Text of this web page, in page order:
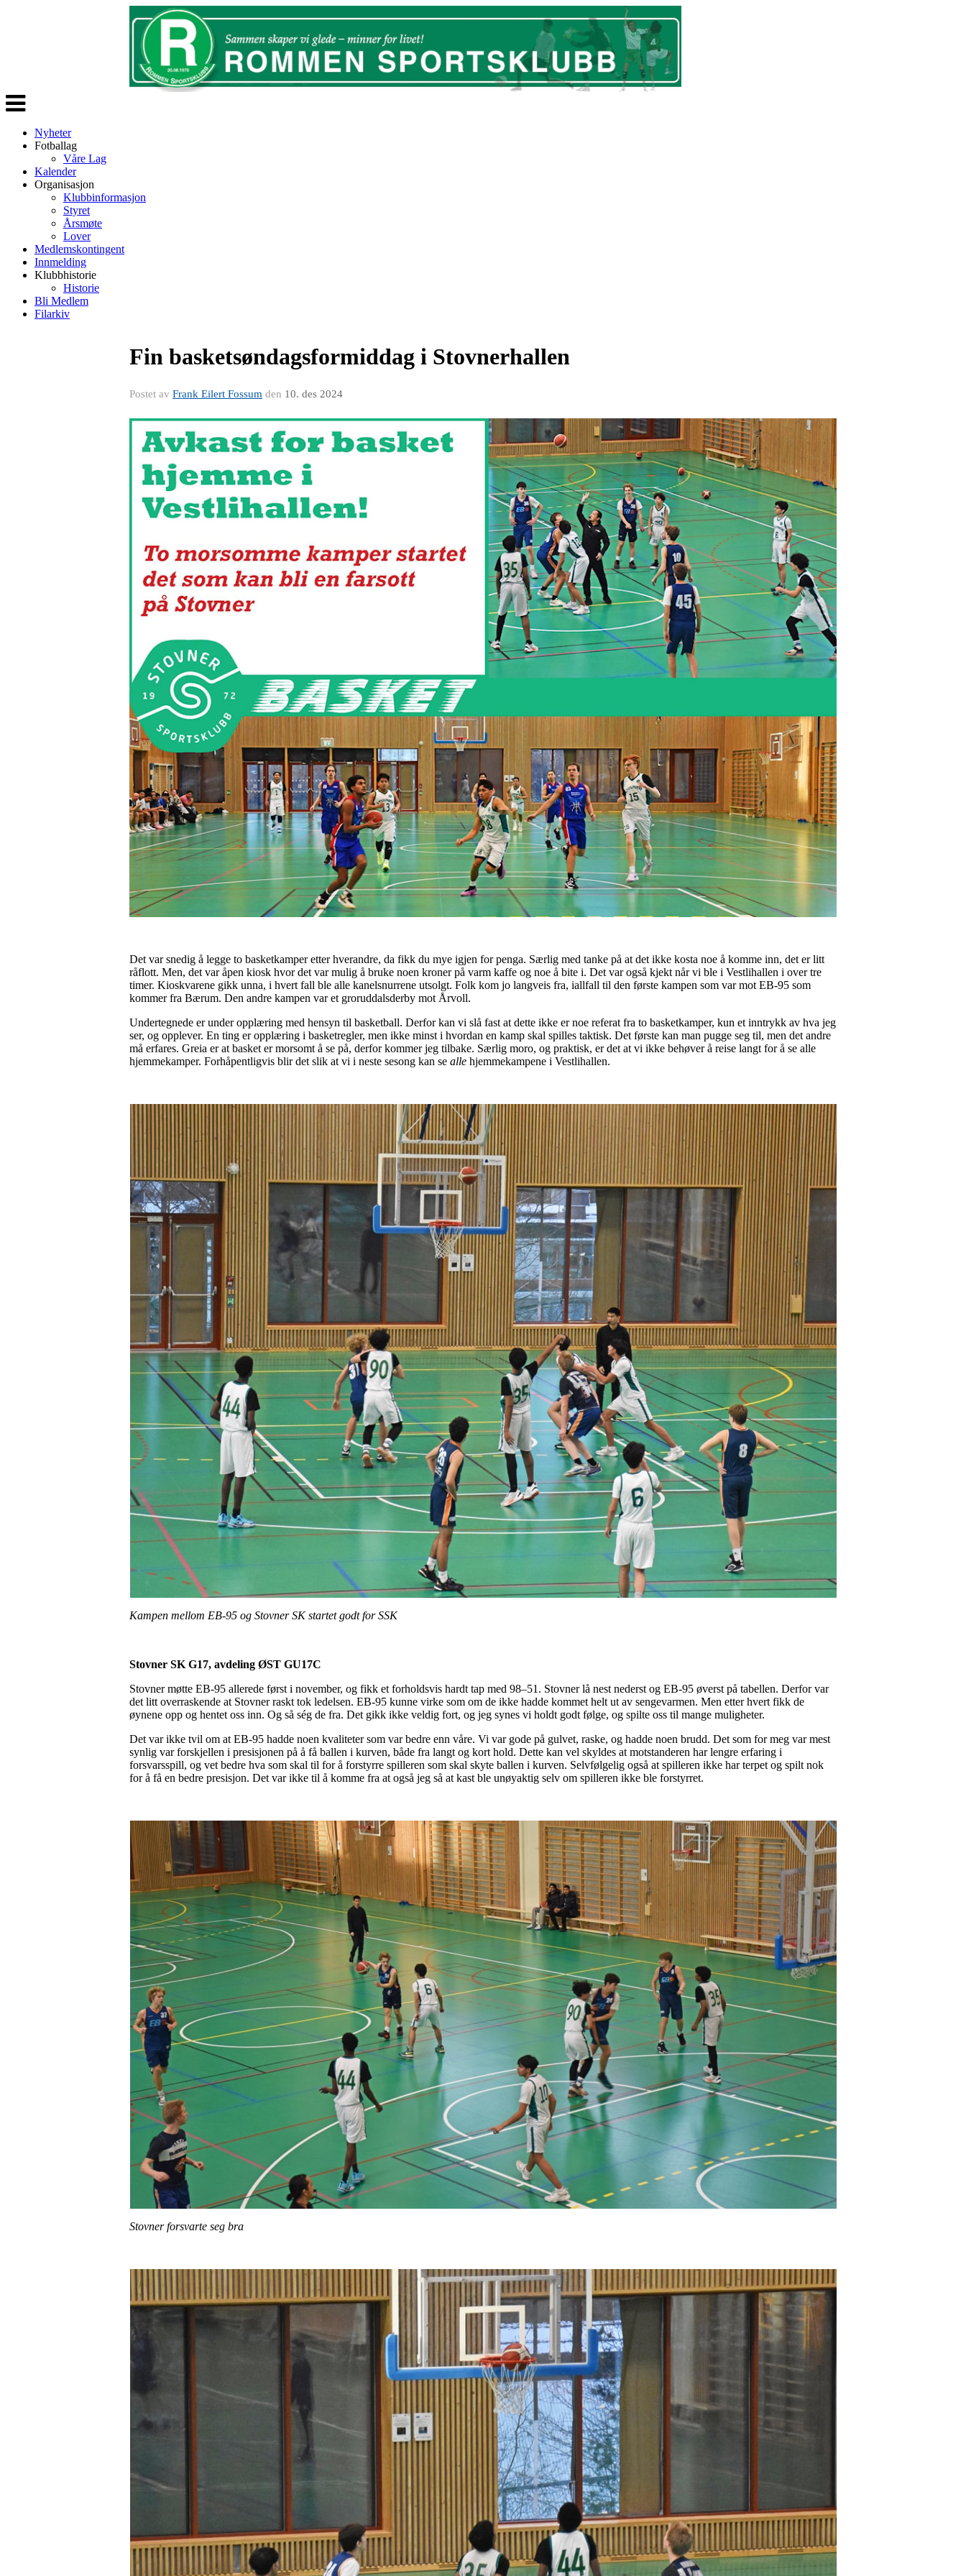
Veksle
navigasjon
Nyheter
Fotballag
Våre Lag
Kalender
Organisasjon
Klubbinformasjon
Styret
Årsmøte
Lover
Medlemskontingent
Innmelding
Klubbhistorie
Historie
Bli Medlem
Filarkiv
Fin basketsøndagsformiddag i Stovnerhallen
Postet av Frank Eilert Fossum den 10. des 2024
Det var snedig å legge to basketkamper etter hverandre, da fikk du mye igjen for penga. Særlig med tanke på at det ikke kosta noe å komme inn, det er litt
råflott. Men, det var åpen kiosk hvor det var mulig å bruke noen kroner på varm kaffe og noe å bite i. Det var også kjekt når vi ble i Vestlihallen i over tre
timer. Kioskvarene gikk unna, i hvert fall ble alle kanelsnurrene utsolgt. Folk kom jo langveis fra, iallfall til den første kampen som var mot EB-95 som
kommer fra Bærum. Den andre kampen var et groruddalsderby mot Årvoll.
Undertegnede er under opplæring med hensyn til basketball. Derfor kan vi slå fast at dette ikke er noe referat fra to basketkamper, kun et inntrykk av hva jeg
ser, og opplever. En ting er opplæring i basketregler, men ikke minst i hvordan en kamp skal spilles taktisk. Det første kan man pugge seg til, men det andre
må erfares. Greia er at basket er morsomt å se på, derfor kommer jeg tilbake. Særlig moro, og praktisk, er det at vi ikke behøver å reise langt for å se alle
hjemmekamper. Forhåpentligvis blir det slik at vi i neste sesong kan se alle hjemmekampene i Vestlihallen.
Kampen mellom EB-95 og Stovner SK startet godt for SSK
Stovner SK G17, avdeling ØST GU17C
Stovner møtte EB-95 allerede først i november, og fikk et forholdsvis hardt tap med 98–51. Stovner lå nest nederst og EB-95 øverst på tabellen. Derfor var
det litt overraskende at Stovner raskt tok ledelsen. EB-95 kunne virke som om de ikke hadde kommet helt ut av sengevarmen. Men etter hvert fikk de
øynene opp og hentet oss inn. Og så ség de fra. Det gikk ikke veldig fort, og jeg synes vi holdt godt følge, og spilte oss til mange muligheter.
Det var ikke tvil om at EB-95 hadde noen kvaliteter som var bedre enn våre. Vi var gode på gulvet, raske, og hadde noen brudd. Det som for meg var mest
synlig var forskjellen i presisjonen på å få ballen i kurven, både fra langt og kort hold. Dette kan vel skyldes at motstanderen har lengre erfaring i
forsvarsspill, og vet bedre hva som skal til for å forstyrre spilleren som skal skyte ballen i kurven. Selvfølgelig også at spilleren ikke har terpet og spilt nok
for å få en bedre presisjon. Det var ikke til å komme fra at også jeg så at kast ble unøyaktig selv om spilleren ikke ble forstyrret.
Stovner forsvarte seg bra